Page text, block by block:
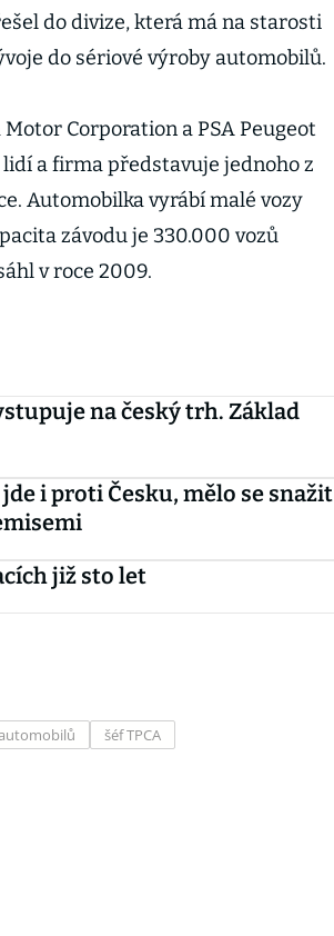
do divize, která má na starosti
do sériové výroby automobilů.
Corporation a PSA Peugeot
a firma představuje jednoho z
Automobilka vyrábí malé vozy
závodu je 330.000 vozů
v roce 2009.
na český trh. Základ
i proti Česku, mělo se snažit
již sto let
šéf TPCA